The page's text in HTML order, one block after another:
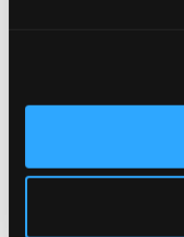
Gina Tricot Young